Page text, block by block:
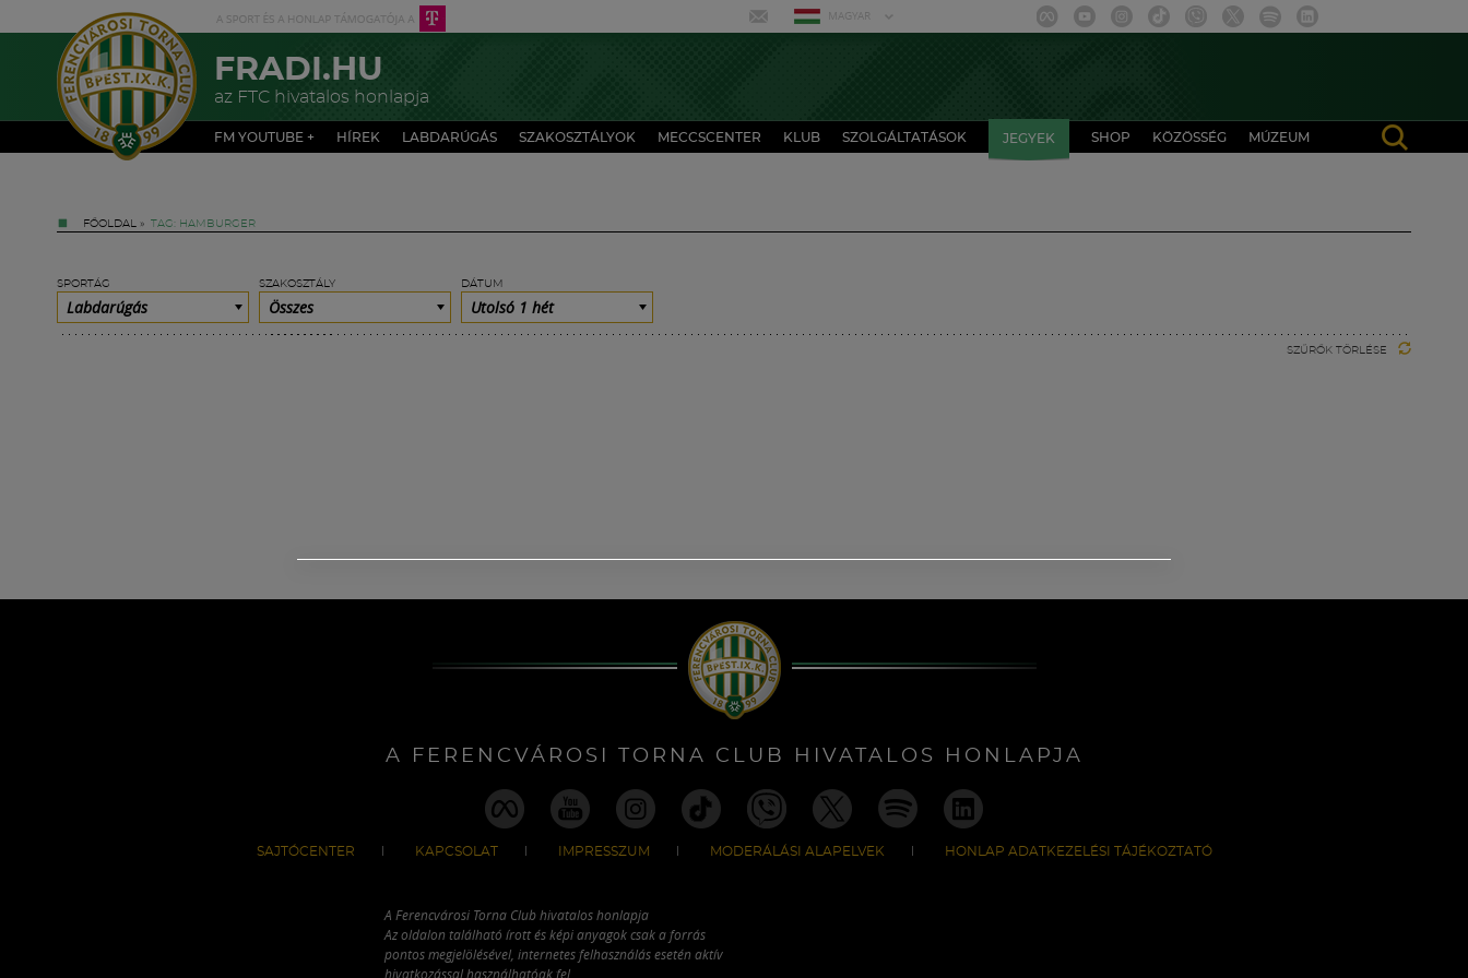
MAGYAR
FRADI.HU
az FTC hivatalos honlapja
FM YOUTUBE + HÍREK LABDARÚGÁS SZAKOSZTÁLYOK MECCSCENTER KLUB SZOLGÁLTATÁSOK JEGYEK SHOP KÖZÖSSÉG MÚZEUM
FŐOLDAL » TAG: HAMBURGER
SPORTÁG
Labdarúgás
SZAKOSZTÁLY
Összes
DÁTUM
Utolsó 1 hét
SZŰRŐK TÖRLÉSE
A FERENCVÁROSI TORNA CLUB HIVATALOS HONLAPJA
SAJTÓCENTER KAPCSOLAT IMPRESSZUM MODERÁLÁSI ALAPELVEK HONLAP ADATKEZELÉSI TÁJÉKOZTATÓ
A Ferencvárosi Torna Club hivatalos honlapja
Az oldalon található írott és képi anyagok csak a forrás
pontos megjelölésével, internetes felhasználás esetén aktív
hivatkozással használhatóak fel.